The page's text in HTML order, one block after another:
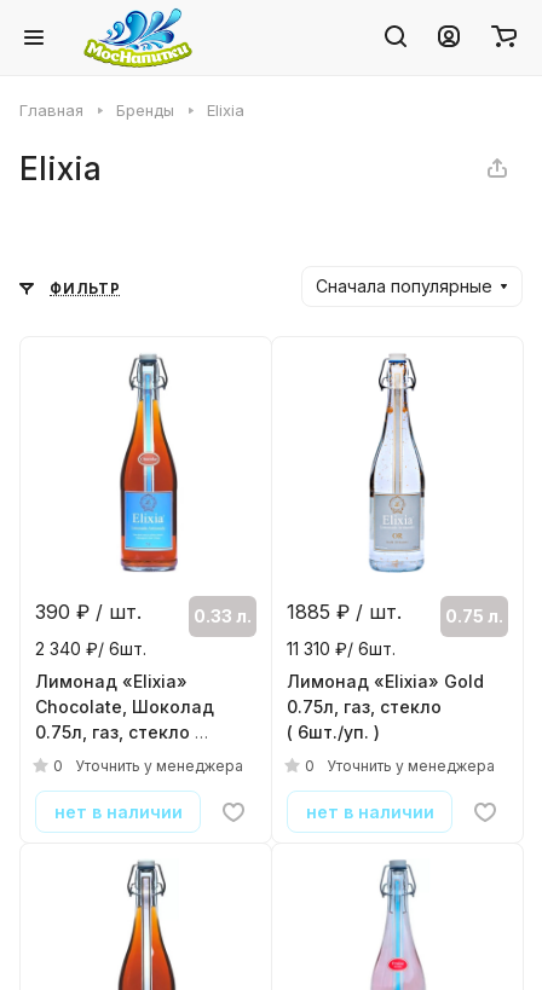
Главная Бренды Elixia
Elixia
ФИЛЬТР Сначала популярные
390 ₽ / шт.
0.33 л.
2 340 ₽/ 6шт.
Лимонад «Elixia»
Chocolate, Шоколад
0.75л, газ, стекло
( 6шт./уп. )
0 Уточнить у менеджера
нет в наличии
1885 ₽ / шт.
0.75 л.
11 310 ₽/ 6шт.
Лимонад «Elixia» Gold
0.75л, газ, стекло
( 6шт./уп. )
0 Уточнить у менеджера
нет в наличии